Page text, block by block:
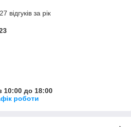
відгуків за рік
10:00 до 18:00
роботи